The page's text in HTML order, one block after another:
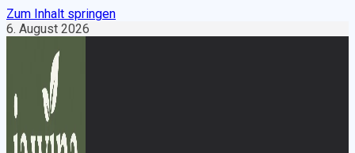
Zum Inhalt springen
6. August 2026